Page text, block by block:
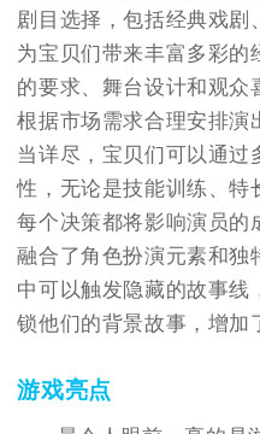
剧目选择，包括经典戏剧
为宝贝们带来丰富多彩的
的要求、舞台设计和观众
根据市场需求合理安排演
当详尽，宝贝们可以通过
性，无论是技能训练、特
每个决策都将影响演员的
融合了角色扮演元素和独
中可以触发隐藏的故事线
锁他们的背景故事，增加
游戏亮点